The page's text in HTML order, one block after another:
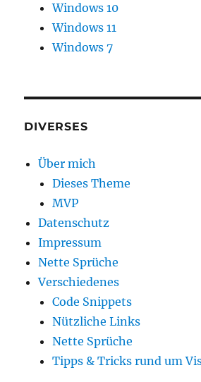
Windows 10
Windows 11
Windows 7
DIVERSES
Über mich
Dieses Theme
MVP
Datenschutz
Impressum
Nette Sprüche
Verschiedenes
Code Snippets
Nützliche Links
Nette Sprüche
Tipps & Tricks rund um